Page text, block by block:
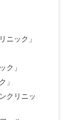
ニック」
ク」
」
クリニッ